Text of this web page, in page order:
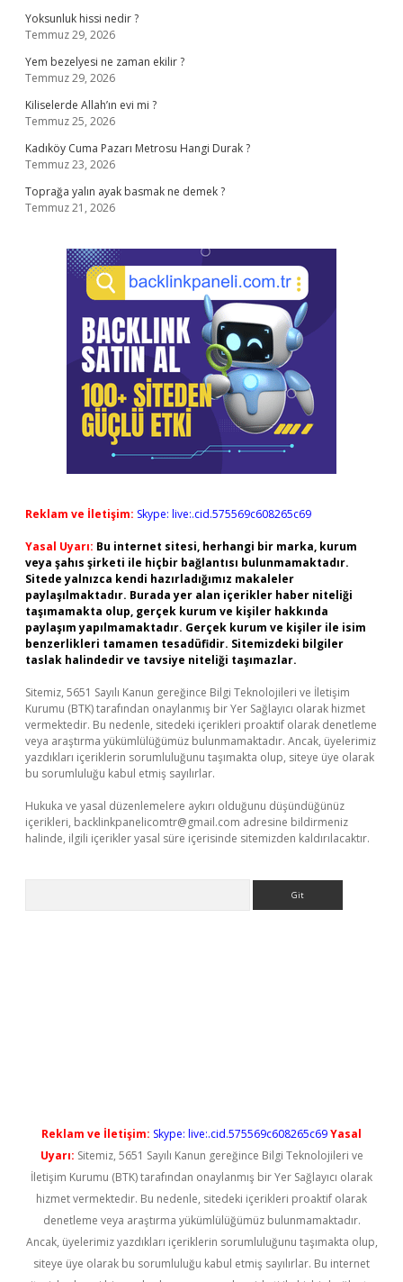
Yoksunluk hissi nedir ?
Temmuz 29, 2026
Yem bezelyesi ne zaman ekilir ?
Temmuz 29, 2026
Kiliselerde Allah’ın evi mi ?
Temmuz 25, 2026
Kadıköy Cuma Pazarı Metrosu Hangi Durak ?
Temmuz 23, 2026
Toprağa yalın ayak basmak ne demek ?
Temmuz 21, 2026
Reklam ve İletişim: Skype: live:.cid.575569c608265c69
Yasal Uyarı: Bu internet sitesi, herhangi bir marka, kurum
veya şahıs şirketi ile hiçbir bağlantısı bulunmamaktadır.
Sitede yalnızca kendi hazırladığımız makaleler
paylaşılmaktadır. Burada yer alan içerikler haber niteliği
taşımamakta olup, gerçek kurum ve kişiler hakkında
paylaşım yapılmamaktadır. Gerçek kurum ve kişiler ile isim
benzerlikleri tamamen tesadüfidir. Sitemizdeki bilgiler
taslak halindedir ve tavsiye niteliği taşımazlar.
Sitemiz, 5651 Sayılı Kanun gereğince Bilgi Teknolojileri ve İletişim
Kurumu (BTK) tarafından onaylanmış bir Yer Sağlayıcı olarak hizmet
vermektedir. Bu nedenle, sitedeki içerikleri proaktif olarak denetleme
veya araştırma yükümlülüğümüz bulunmamaktadır. Ancak, üyelerimiz
yazdıkları içeriklerin sorumluluğunu taşımakta olup, siteye üye olarak
bu sorumluluğu kabul etmiş sayılırlar.
Hukuka ve yasal düzenlemelere aykırı olduğunu düşündüğünüz
içerikleri, backlinkpanelicomtr@gmail.com adresine bildirmeniz
halinde, ilgili içerikler yasal süre içerisinde sitemizden kaldırılacaktır.
Reklam ve İletişim: Skype: live:.cid.575569c608265c69Yasal
Uyarı: Sitemiz, 5651 Sayılı Kanun gereğince Bilgi Teknolojileri ve
İletişim Kurumu (BTK) tarafından onaylanmış bir Yer Sağlayıcı olarak
hizmet vermektedir. Bu nedenle, sitedeki içerikleri proaktif olarak
denetleme veya araştırma yükümlülüğümüz bulunmamaktadır.
Ancak, üyelerimiz yazdıkları içeriklerin sorumluluğunu taşımakta olup,
siteye üye olarak bu sorumluluğu kabul etmiş sayılırlar. Bu internet